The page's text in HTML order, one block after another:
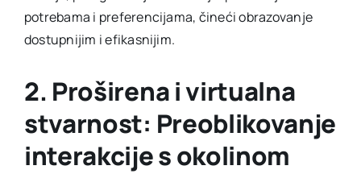
potrebama i preferencijama, čineći obrazovanje
dostupnijim i efikasnijim.
2. Proširena i virtualna
stvarnost: Preoblikovanje
interakcije s okolinom